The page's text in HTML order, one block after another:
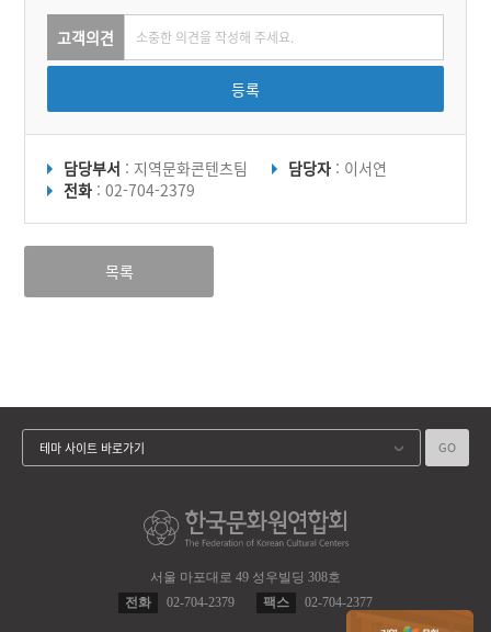
고객의견
등록
담당부서 : 지역문화콘텐츠팀 담당자 : 이서연
전화 : 02-704-2379
목록
서울 마포대로 49 성우빌딩 308호
전화
02-704-2379 팩스 02-704-2377
테마 사이트 바로가기 GO